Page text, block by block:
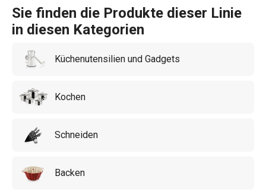
Sie finden die Produkte dieser Linie
in diesen Kategorien
Küchenutensilien und Gadgets
Kochen
Schneiden
Backen